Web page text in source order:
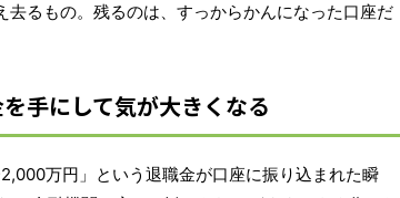
去るもの。残るのは、すっからかんになった口座だ
手にして気が大きくなる
万円」という退職金が口座に振り込まれた瞬